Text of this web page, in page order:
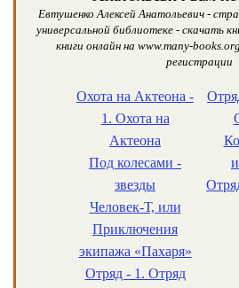
Евтушенко Алексей Анатольевич -
универсальной библиотеке - скачать
книги онлайн на www.many-
регистрации
Охота на Актеона -
1. Охота на
Актеона
Под колесами -
звезды
Человек-Т, или
Приключения
экипажа «Пахаря»
Отряд - 1. Отряд